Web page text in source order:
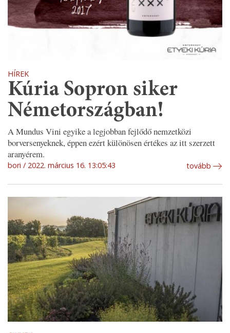
HÍREK
Kúria Sopron siker
Németországban!
A Mundus Vini egyike a legjobban fejlődő nemzetközi
borversenyeknek, éppen ezért különösen értékes az itt szerzett
aranyérem.
bori 2022. március 16. 13:05:43 tovább